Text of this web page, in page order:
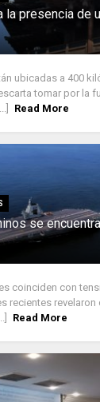
la presencia de
ubicadas a 400
tomar por la
Read More
se
coinciden con
recientes revelaron
Read More